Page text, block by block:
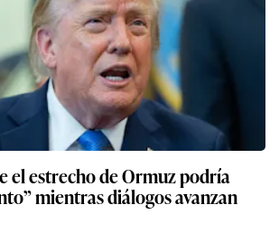
el estrecho de Ormuz podría
mientras diálogos avanzan